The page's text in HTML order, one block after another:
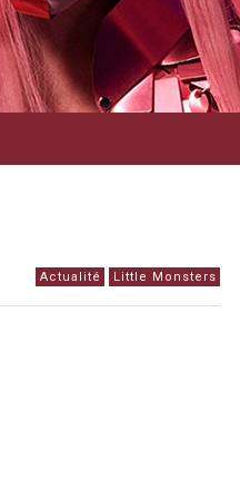
Actualité Little Monsters